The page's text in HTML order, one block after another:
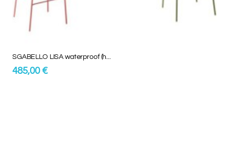
SGABELLO LISA waterproof (h...
485,00 €